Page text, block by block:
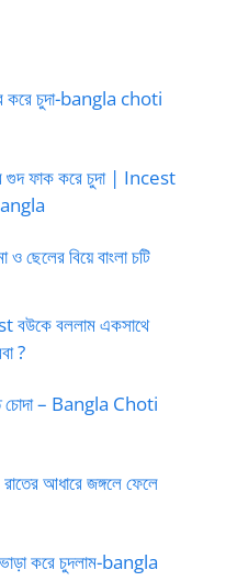
করে চুদা-bangla choti
গুদ ফাক করে চুদা | Incest
ছেলের বিয়ে বাংলা চটি
বললাম একসাথে
?
চোদা – Bangla Choti
আধারে জঙ্গলে ফেলে
ভাড়া করে চুদলাম-bangla